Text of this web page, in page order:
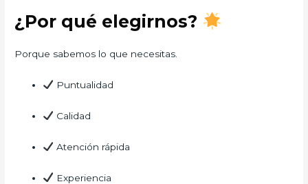
¿Por qué elegirnos?
Porque sabemos lo que necesitas.
Puntualidad
Calidad
Atención rápida
Experiencia